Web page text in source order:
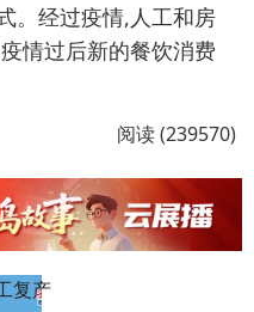
。经过疫情,人工和房
情过后新的餐饮消费
阅读 (239570)
复产